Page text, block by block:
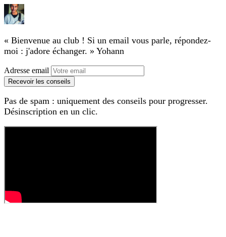
« Bienvenue au club ! Si un email vous parle, répondez-
moi : j'adore échanger. » Yohann
Adresse email
Recevoir les conseils
Pas de spam : uniquement des conseils pour progresser.
Désinscription en un clic.